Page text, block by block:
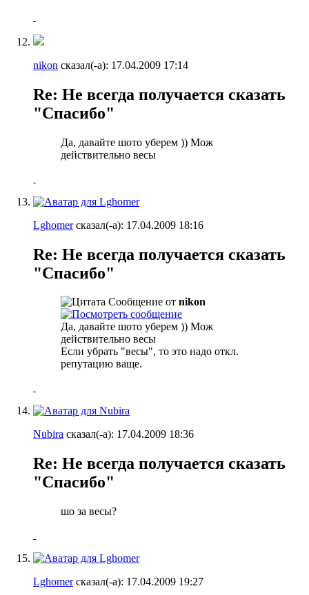
nikon сказал(-а): 17.04.2009 17:14
Re: Не всегда получается сказать
"Спасибо"
Да, давайте шото уберем )) Мож
действительно весы
Lghomerсказал(-а): 17.04.2009 18:16
Re: Не всегда получается сказать
"Спасибо"
Сообщение от nikon
Да, давайте шото уберем )) Мож
действительно весы
Если убрать "весы", то это надо откл.
репутацию ваще.
Nubira сказал(-а): 17.04.2009 18:36
Re: Не всегда получается сказать
"Спасибо"
шо за весы?
Lghomerсказал(-а): 17.04.2009 19:27